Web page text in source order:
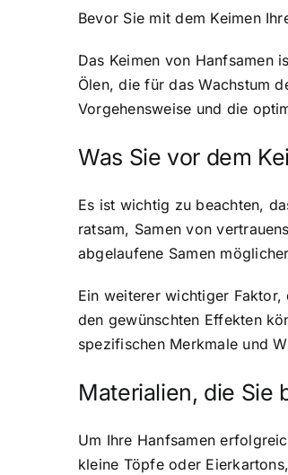
Bevor Sie mit dem Keimen
Das Keimen von Hanfsamen
Ölen, die für das Wachstum
Vorgehensweise und die
Was Sie vor dem
Es ist wichtig zu beachten,
ratsam, Samen von
abgelaufene Samen
Ein weiterer wichtiger
den gewünschten Effekten
spezifischen Merkmale und
Materialien, die Sie
Um Ihre Hanfsamen
kleine Töpfe oder